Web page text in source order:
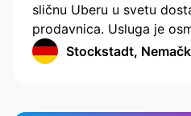
sličnu Uberu u svetu
prodavnica. Usluga je
nemaju vremena ili
hranu. Aplikacija ima
Stockstadt,